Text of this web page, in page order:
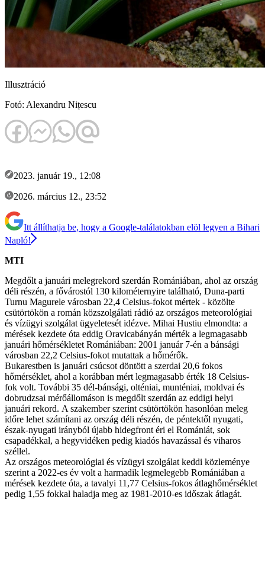
Illusztráció
Fotó: Alexandru Nițescu
2023. január 19., 12:08
2026. március 12., 23:52
Itt állíthatja be, hogy a Google-találatokban elöl legyen a Bihari
Napló!
MTI
Megdőlt a januári melegrekord szerdán Romániában, ahol az ország
déli részén, a fővárostól 130 kilométernyire található, Duna-parti
Turnu Magurele városban 22,4 Celsius-fokot mértek - közölte
csütörtökön a román közszolgálati rádió az országos meteorológiai
és vízügyi szolgálat ügyeletesét idézve. Mihai Hustiu elmondta: a
mérések kezdete óta eddig Oravicabányán mérték a legmagasabb
januári hőmérsékletet Romániában: 2001 január 7-én a bánsági
városban 22,2 Celsius-fokot mutattak a hőmérők.
Bukarestben is januári csúcsot döntött a szerdai 20,6 fokos
hőmérséklet, ahol a korábban mért legmagasabb érték 18 Celsius-
fok volt. További 35 dél-bánsági, olténiai, munténiai, moldvai és
dobrudzsai mérőállomáson is megdőlt szerdán az eddigi helyi
januári rekord. A szakember szerint csütörtökön hasonlóan meleg
időre lehet számítani az ország déli részén, de péntektől nyugati,
észak-nyugati irányból újabb hidegfront éri el Romániát, sok
csapadékkal, a hegyvidéken pedig kiadós havazással és viharos
széllel.
Az országos meteorológiai és vízügyi szolgálat keddi közleménye
szerint a 2022-es év volt a harmadik legmelegebb Romániában a
mérések kezdete óta, a tavalyi 11,77 Celsius-fokos átlaghőmérséklet
pedig 1,55 fokkal haladja meg az 1981-2010-es időszak átlagát.